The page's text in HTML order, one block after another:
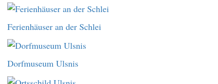
Ferienhäuser an der Schlei
Dorfmuseum Ulsnis